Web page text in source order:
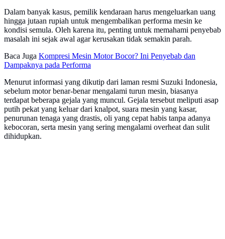
Dalam banyak kasus, pemilik kendaraan harus mengeluarkan uang
hingga jutaan rupiah untuk mengembalikan performa mesin ke
kondisi semula. Oleh karena itu, penting untuk memahami penyebab
masalah ini sejak awal agar kerusakan tidak semakin parah.
Baca Juga Kompresi Mesin Motor Bocor? Ini Penyebab dan
Dampaknya pada Performa
Menurut informasi yang dikutip dari laman resmi Suzuki Indonesia,
sebelum motor benar-benar mengalami turun mesin, biasanya
terdapat beberapa gejala yang muncul. Gejala tersebut meliputi asap
putih pekat yang keluar dari knalpot, suara mesin yang kasar,
penurunan tenaga yang drastis, oli yang cepat habis tanpa adanya
kebocoran, serta mesin yang sering mengalami overheat dan sulit
dihidupkan.